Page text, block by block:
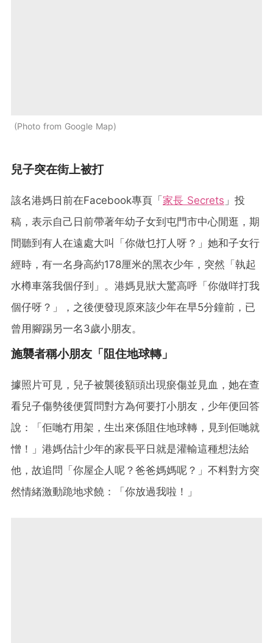
Photo from Google Map
兒子突在街上被打
該名港媽日前在Facebook專頁「家長 Secrets 」投
稿，表示自己日前帶著年幼子女到屯門市中心閒逛，期
間聽到有人在遠處大叫「你做乜打人呀？」她和子女行
經時，有一名身高約178厘米的黑衣少年，突然「執起
水樽車落我個仔到」。港媽見狀大驚高呼「你做咩打我
個仔呀？」，之後便發現原來該少年在早5分鐘前，已
曾用腳踢另一名3歲小朋友。
施襲者稱小朋友「阻住地球轉」
據照片可見，兒子被襲後額頭出現瘀傷並見血，她在查
看兒子傷勢後便質問對方為何要打小朋友，少年便回答
說：「佢哋冇用架，生出來係阻住地球轉，見到佢哋就
憎！」港媽估計少年的家長平日就是灌輸這種想法給
他，故追問「你屋企人呢？爸爸媽媽呢？」不料對方突
然情緒激動跪地求饒：「你放過我啦！」